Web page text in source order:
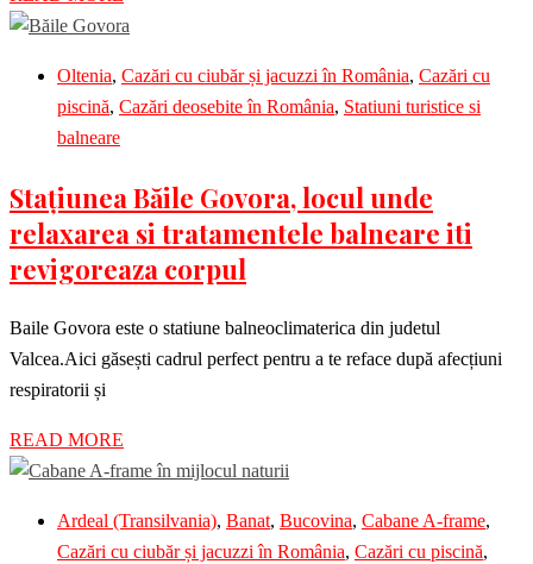
Oltenia, Cazări cu ciubăr și jacuzzi în România, Cazări cu
piscină, Cazări deosebite în România, Statiuni turistice si
balneare
Stațiunea Băile Govora, locul unde
relaxarea si tratamentele balneare iti
revigoreaza corpul
Baile Govora este o statiune balneoclimaterica din judetul
Valcea.Aici găsești cadrul perfect pentru a te reface după afecțiuni
respiratorii și
READ MORE
Ardeal (Transilvania), Banat, Bucovina, Cabane A-frame,
Cazări cu ciubăr și jacuzzi în România, Cazări cu piscină,